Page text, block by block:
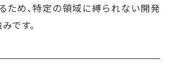
ため、特定の領域に縛られない開発
です。